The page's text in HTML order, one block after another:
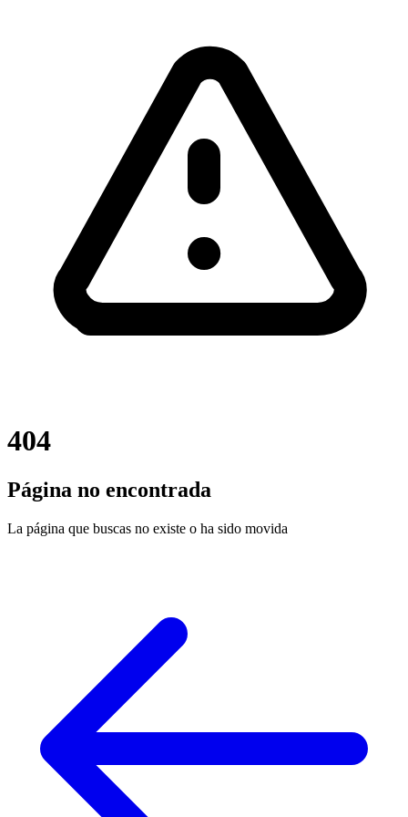
404
Página no encontrada
La página que buscas no existe o ha sido movida